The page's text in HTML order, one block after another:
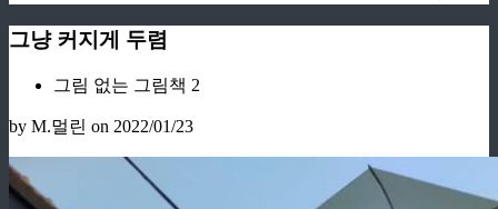
그냥 커지게 두렴
그림 없는 그림책 2
by M.멀린 on 2022/01/23